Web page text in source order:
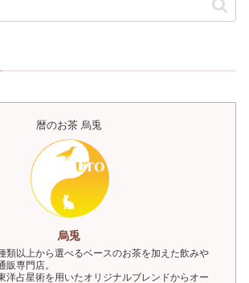
暦のお茶 烏兎
烏兎
類以上から選べるベースのお茶を加えた飲みや
販専門店。
洋占星術を用いたオリジナルブレンドからオー